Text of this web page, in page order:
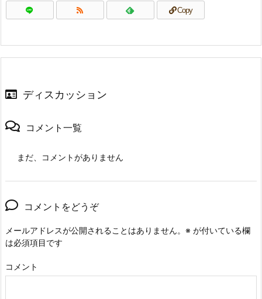
Copy
ディスカッション
コメント一覧
まだ、コメントがありません
コメントをどうぞ
メールアドレスが公開されることはありません。 ※ が付いている欄
は必須項目です
コメント